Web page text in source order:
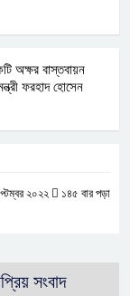
অক্ষর বাস্তবায়ন
ফরহাদ হোসেন
২০২২
১৪৫ বার পড়া
সংবাদ